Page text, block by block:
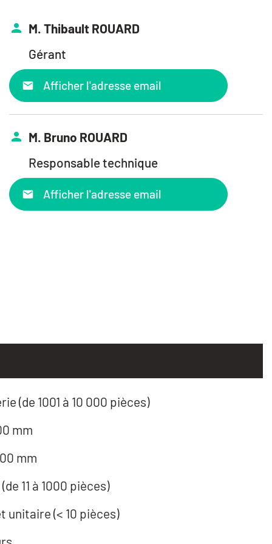
M. Thibault ROUARD
Gérant
Afficher l'adresse email
M. Bruno ROUARD
Responsable technique
Afficher l'adresse email
(de 1001 à 10 000 pièces)
mm
mm
11 à 1000 pièces)
unitaire (< 10 pièces)